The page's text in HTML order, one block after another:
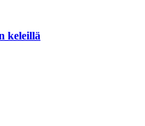
keleillä